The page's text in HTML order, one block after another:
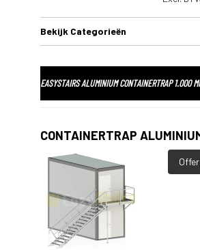
Bekijk Categorieën
EASYSTAIRS ALUMINIUM CONTAINERTRAP 1.000
CONTAINERTRAP